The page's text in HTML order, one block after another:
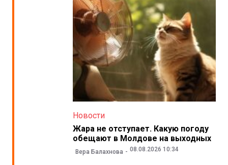
Новости
Жара не отступает. Какую погоду
обещают в Молдове на выходных
Вера Балахнова 08.08.2026 10:34